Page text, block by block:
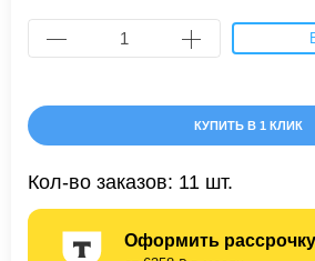
КУПИТЬ В 1 КЛИК
Кол-во заказов: 11 шт.
Оформить рассрочку